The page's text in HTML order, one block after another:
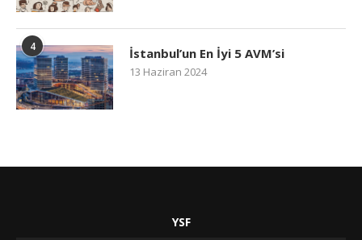
4 İstanbul’un En İyi 5 AVM’si
13 Haziran 2024
YSF